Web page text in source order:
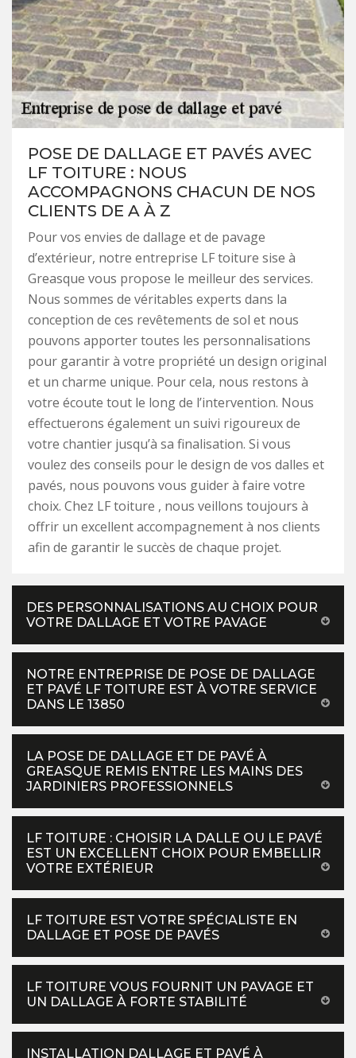
POSE DE DALLAGE ET PAVÉS AVEC
LF TOITURE : NOUS
ACCOMPAGNONS CHACUN DE NOS
CLIENTS DE A À Z
Pour vos envies de dallage et de pavage
d’extérieur, notre entreprise LF toiture sise à
Greasque vous propose le meilleur des services.
Nous sommes de véritables experts dans la
conception de ces revêtements de sol et nous
pouvons apporter toutes les personnalisations
pour garantir à votre propriété un design original
et un charme unique. Pour cela, nous restons à
votre écoute tout le long de l’intervention. Nous
effectuerons également un suivi rigoureux de
votre chantier jusqu’à sa finalisation. Si vous
voulez des conseils pour le design de vos dalles et
pavés, nous pouvons vous guider à faire votre
choix. Chez LF toiture , nous veillons toujours à
offrir un excellent accompagnement à nos clients
afin de garantir le succès de chaque projet.
DES PERSONNALISATIONS AU CHOIX POUR
VOTRE DALLAGE ET VOTRE PAVAGE
NOTRE ENTREPRISE DE POSE DE DALLAGE
ET PAVÉ LF TOITURE EST À VOTRE SERVICE
DANS LE 13850
LA POSE DE DALLAGE ET DE PAVÉ À
GREASQUE REMIS ENTRE LES MAINS DES
JARDINIERS PROFESSIONNELS
LF TOITURE : CHOISIR LA DALLE OU LE PAVÉ
EST UN EXCELLENT CHOIX POUR EMBELLIR
VOTRE EXTÉRIEUR
LF TOITURE EST VOTRE SPÉCIALISTE EN
DALLAGE ET POSE DE PAVÉS
LF TOITURE VOUS FOURNIT UN PAVAGE ET
UN DALLAGE À FORTE STABILITÉ
INSTALLATION DALLAGE ET PAVÉ À